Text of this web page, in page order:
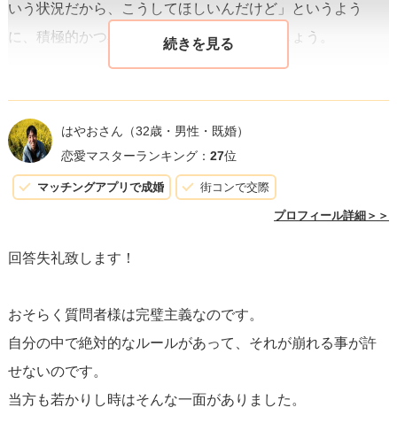
いう状況だから、こうしてほしいんだけど」というよう
に、積極的かつ具体的なリクエストをしましょう。
求を満たせなかったときに、すぐ反応しないように心がけ
ましょう。怒りが沸いたら、一呼吸置いてから対応するこ
とで、事態は少し違って見えるかもしれません。
モヤの源に気付くこと。自分の不安や欠点と向き合い、そ
5. 彼氏の立場を理解する：彼も人間であり、完璧ではあり
ません。「彼はいつもごめんねと言ってくれる」とありま
すが、彼の努力や気持ちを認め、感謝することも大切で
はやおさん （32歳・男性・既婚）
恋愛マスターランキング： 27位
マッチングアプリで成婚 街コンで交際
プロフィール詳細＞＞
回答失礼致します！
おそらく質問者様は完璧主義なのです。
自分の中で絶対的なルールがあって、それが崩れる事が許
せないのです。
当方も若かりし時はそんな一面がありました。